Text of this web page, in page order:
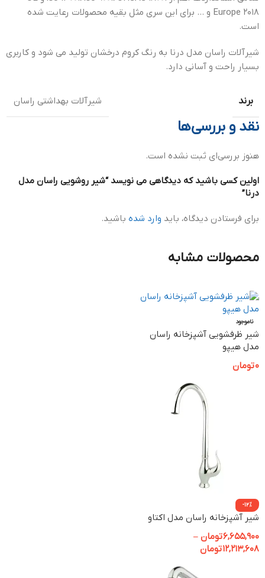
Europe 2018 و … برای این سری مثل بقیه محصولات رعایت شده
است.
شیرآلات راسان مدل درنا به رنگ کروم درخشان تولید می شود و کاربری
بسیار راحت و آسانی دارد.
برند شیرآلات بهداشتی راسان
نقد و بررسی‌ها
هنوز بررسی‌ای ثبت نشده است.
اولین کسی باشید که دیدگاهی می نویسد “شیر روشویی راسان مدل
درنا”
برای فرستادن دیدگاه، باید وارد شده باشید.
محصولات مشابه
ناموجود
شیر ظرفشویی آشپزخانه راسان
مدل هیپو
0تومان
-12%
شیر آشپزخانه راسان مدل اکتاو
6,655,900تومان –
12,213,608تومان